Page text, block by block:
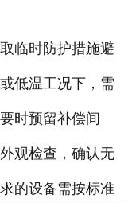
临时防护措施避
低温工况下，需
时预留补偿间
观检查，确认无
的设备需按标准